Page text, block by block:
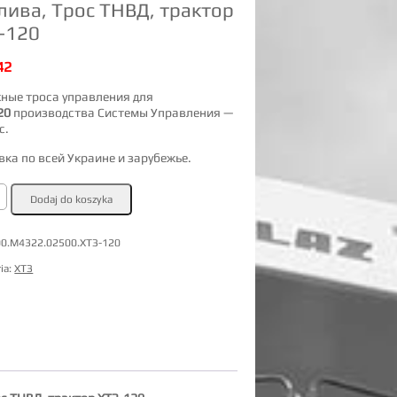
Трос ТНВД, трактор
120
троса управления для
производства Системы Управления —
по всей Украине и зарубежье.
Dodaj do koszyka
120
ХТЗ